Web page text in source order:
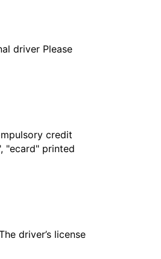
driver Please
credit
"ecard" printed
driver’s license